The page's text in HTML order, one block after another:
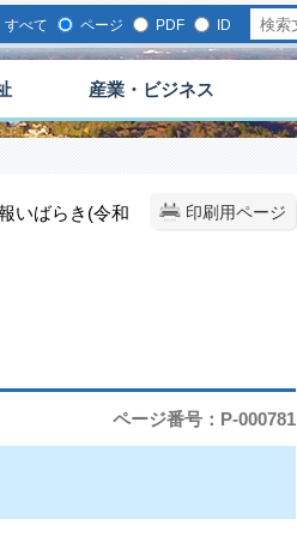
すべて ページ PDF ID
産業・ビジネス
印刷用ページ
いばらき(令和
ページ番号：P-000781